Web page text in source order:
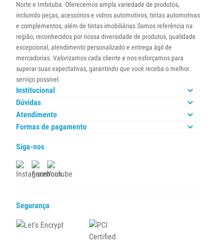
Norte e Imbituba. Oferecemos ampla variedade de produtos,
incluindo peças, acessórios e vidros automotivos, tintas automotivas
e complementos, além de tintas imobiliárias.Somos referência na
região, reconhecidos por nossa diversidade de produtos, qualidade
excepcional, atendimento personalizado e entrega ágil de
mercadorias. Valorizamos cada cliente e nos esforçamos para
superar suas expectativas, garantindo que você receba o melhor
serviço possível.
Institucional
Dúvidas
Atendimento
Formas de pagamento
Siga-nos
Segurança